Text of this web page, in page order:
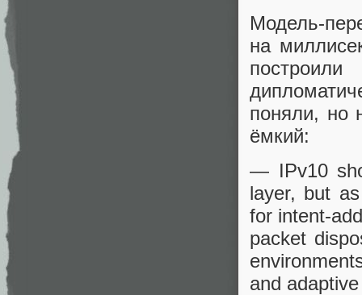
на
поняли, но
ёмкий:
— IPv10
layer, but
for
packet
and